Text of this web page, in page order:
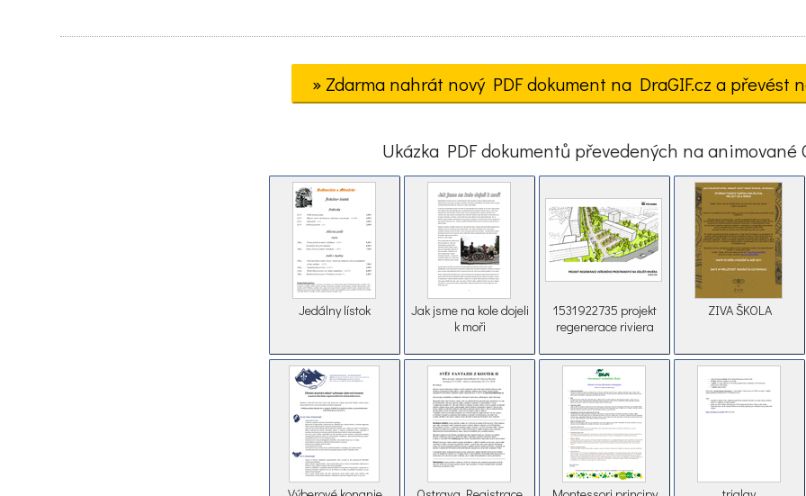
» Zdarma nahrát nový PDF dokument na DraGIF.cz a převést
Ukázka PDF dokumentů převedených na animované
Jedálny lístok
Jak jsme na kole dojeli
k moři
1531922735 projekt
regenerace riviera
ZIVA ŠKOLA